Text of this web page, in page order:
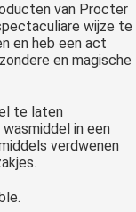
van Procter
wijze te
en heb een act
en magische
te laten
in een
verdwenen